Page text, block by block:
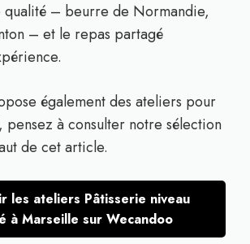
qualité – beurre de Normandie,
– et le repas partagé
également des ateliers pour
pensez à consulter notre sélection
de cet article.
les ateliers Pâtisserie niveau
à Marseille sur Wecandoo